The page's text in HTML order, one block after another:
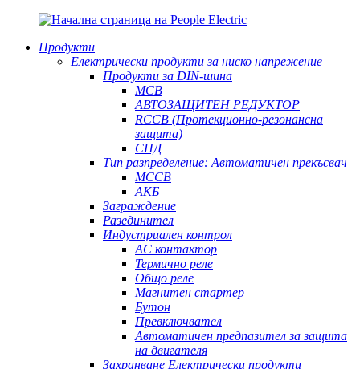
Продукти
Електрически продукти за ниско напрежение
Продукти за DIN-шина
MCB
АВТОЗАЩИТЕН РЕДУКТОР
RCCB (Протекционно-резонансна
защита)
СПД
Тип разпределение: Автоматичен прекъсвач
MCCB
АКБ
Заграждение
Разединител
Индустриален контрол
AC контактор
Термично реле
Общо реле
Магнитен стартер
Бутон
Превключвател
Автоматичен предпазител за защита
на двигателя
Захранване Електрически продукти